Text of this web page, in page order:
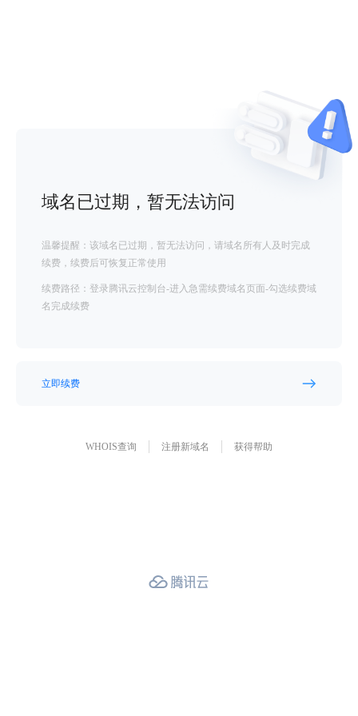
域名已过期，暂无法访问
温馨提醒：该域名已过期，暂无法访问，请域名所有人及时完成
续费，续费后可恢复正常使用
续费路径：登录腾讯云控制台-进入急需续费域名页面-勾选续费域
名完成续费
立即续费
WHOIS查询 注册新域名 获得帮助